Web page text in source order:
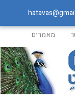
מאמרים